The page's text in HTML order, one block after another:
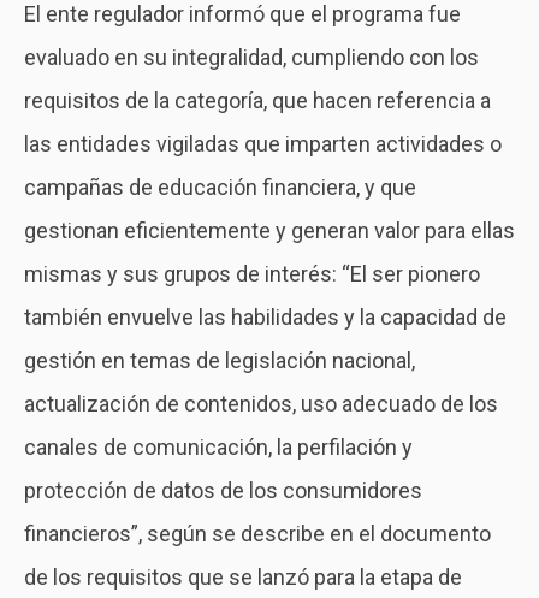
El ente regulador informó que el programa fue
evaluado en su integralidad, cumpliendo con los
requisitos de la categoría, que hacen referencia a
las entidades vigiladas que imparten actividades o
campañas de educación financiera, y que
gestionan eficientemente y generan valor para ellas
mismas y sus grupos de interés: “El ser pionero
también envuelve las habilidades y la capacidad de
gestión en temas de legislación nacional,
actualización de contenidos, uso adecuado de los
canales de comunicación, la perfilación y
protección de datos de los consumidores
financieros”, según se describe en el documento
de los requisitos que se lanzó para la etapa de